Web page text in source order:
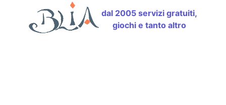
dal 2005 servizi gratuiti,
giochi e tanto altro